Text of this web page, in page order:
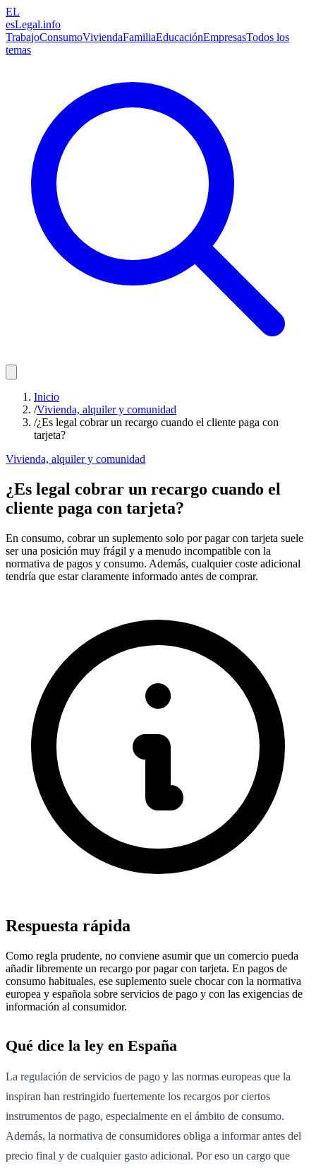
EL
esLegal.info
TrabajoConsumoViviendaFamiliaEducaciónEmpresasTodos los
temas
Inicio
/Vivienda, alquiler y comunidad
/¿Es legal cobrar un recargo cuando el cliente paga con
tarjeta?
Vivienda, alquiler y comunidad
¿Es legal cobrar un recargo cuando el
cliente paga con tarjeta?
En consumo, cobrar un suplemento solo por pagar con tarjeta suele
ser una posición muy frágil y a menudo incompatible con la
normativa de pagos y consumo. Además, cualquier coste adicional
tendría que estar claramente informado antes de comprar.
Respuesta rápida
Como regla prudente, no conviene asumir que un comercio pueda
añadir libremente un recargo por pagar con tarjeta. En pagos de
consumo habituales, ese suplemento suele chocar con la normativa
europea y española sobre servicios de pago y con las exigencias de
información al consumidor.
Qué dice la ley en España
La regulación de servicios de pago y las normas europeas que la
inspiran han restringido fuertemente los recargos por ciertos
instrumentos de pago, especialmente en el ámbito de consumo.
Además, la normativa de consumidores obliga a informar antes del
precio final y de cualquier gasto adicional. Por eso un cargo que